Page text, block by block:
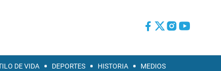
DE VIDA DEPORTES HISTORIA MEDIOS